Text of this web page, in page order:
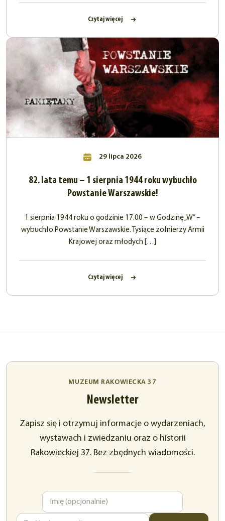
Czytaj więcej
29 lipca 2026
82. lata temu – 1 sierpnia 1944 roku wybuchło
Powstanie Warszawskie!
1 sierpnia 1944 roku o godzinie 17.00 – w Godzinę „W” –
wybuchło Powstanie Warszawskie. Tysiące żołnierzy Armii
Krajowej oraz młodych […]
Czytaj więcej
MUZEUM RAKOWIECKA 37
Newsletter
Zapisz się i otrzymuj informacje o wydarzeniach,
wystawach i zwiedzaniu oraz o historii
Rakowieckiej 37. Bez zbędnych wiadomości.